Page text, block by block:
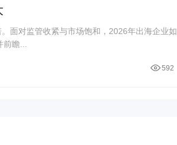
面对监管收紧与市场饱和，2026年出海企业如
瞻...
592